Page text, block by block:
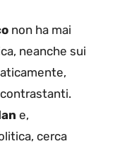
non ha mai
neanche sui
e,
cerca